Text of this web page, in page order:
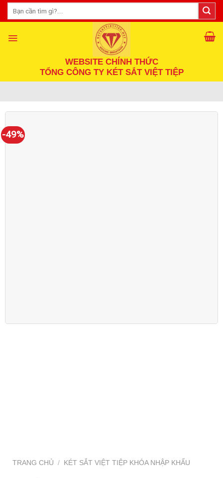
Skip
Tìm
kiếm:
WEBSITE CHÍNH THỨC
TỔNG CÔNG TY KÉT SẮT VIỆT TIỆP
-49%
TRANG CHỦ / KÉT SẮT VIỆT TIỆP KHÓA NHẬP KHẨU